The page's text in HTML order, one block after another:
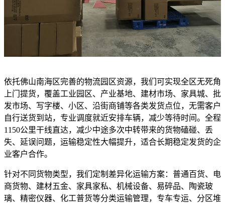
依托佛山南海区完善的物流园区资源，我们可实现全区无死角
上门提货，覆盖工业园区、产业基地、建材市场、家具城、批
发市场、写字楼、小区、沿街商铺等各类发货点位，无需客户
自行送货到站，专业调度就近安排车辆，减少等待时间。全程
1150公里干线直达，减少中途多次中转带来的货物磕碰、丢
失、延误问题，运输稳定性大幅提升，适合长期稳定发货的企
业客户合作。
针对不同货物类型，我们定制差异化运输方案：普通百货、电
商货物、建材五金、家具家私、机械设备、易碎品、陶瓷玻
璃、精密仪器、化工普货等分类运输管理，专车专运、分区堆